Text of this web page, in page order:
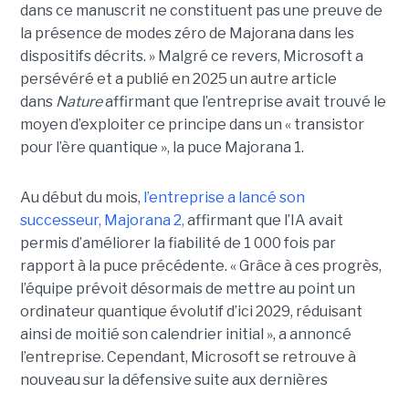
dans ce manuscrit ne constituent pas une preuve de
la présence de modes zéro de Majorana dans les
dispositifs décrits. » Malgré ce revers, Microsoft a
persévéré et a publié en 2025 un autre article
dans Natureaffirmant que l’entreprise avait trouvé le
moyen d’exploiter ce principe dans un « transistor
pour l’ère quantique », la puce Majorana 1.
Au début du mois, l’entreprise a lancé son
successeur, Majorana 2, affirmant que l’IA avait
permis d’améliorer la fiabilité de 1 000 fois par
rapport à la puce précédente. « Grâce à ces progrès,
l’équipe prévoit désormais de mettre au point un
ordinateur quantique évolutif d’ici 2029, réduisant
ainsi de moitié son calendrier initial », a annoncé
l’entreprise. Cependant, Microsoft se retrouve à
nouveau sur la défensive suite aux dernières